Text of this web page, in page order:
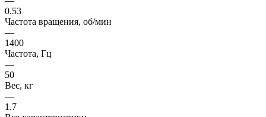
0.53
Частота вращения, об/мин
—
1400
Частота, Гц
—
50
Вес, кг
—
1.7